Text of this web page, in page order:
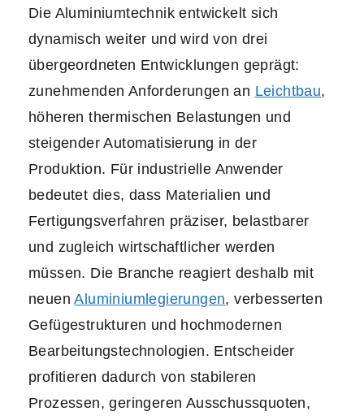
Die Aluminiumtechnik entwickelt sich
dynamisch weiter und wird von drei
übergeordneten Entwicklungen geprägt:
zunehmenden Anforderungen an Leichtbau,
höheren thermischen Belastungen und
steigender Automatisierung in der
Produktion. Für industrielle Anwender
bedeutet dies, dass Materialien und
Fertigungsverfahren präziser, belastbarer
und zugleich wirtschaftlicher werden
müssen. Die Branche reagiert deshalb mit
neuenAluminiumlegierungen, verbesserten
Gefügestrukturen und hochmodernen
Bearbeitungstechnologien. Entscheider
profitieren dadurch von stabileren
Prozessen, geringeren Ausschussquoten,